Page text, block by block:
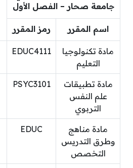
جامعة صحار – الفصل الأول
اسم المقرر
رمز المقرر
مادة تكنولوجيا
التعليم
EDUC4111
مادة تطبيقات
علم النفس
التربوي
PSYC3101
مادة مناهج
وطرق التدريس
التخصص
EDUC